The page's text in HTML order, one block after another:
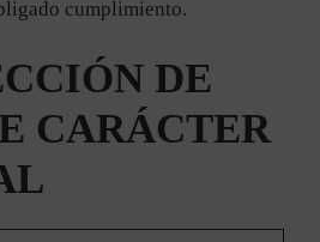
cumplimiento.
DE
CARÁCTER